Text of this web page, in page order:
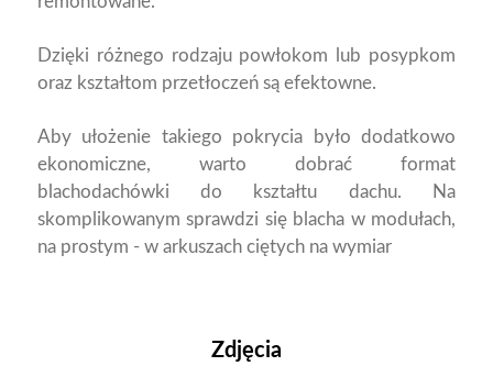
Dzięki różnego rodzaju powłokom lub posypkom
oraz kształtom przetłoczeń są efektowne.
Aby ułożenie takiego pokrycia było dodatkowo
ekonomiczne, warto dobrać format
blachodachówki do kształtu dachu. Na
skomplikowanym sprawdzi się blacha w modułach,
na prostym - w arkuszach ciętych na wymiar
Zdjęcia